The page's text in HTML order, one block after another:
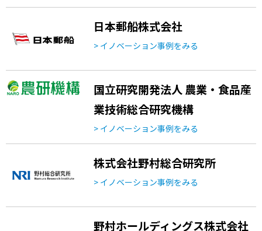
日本郵船株式会社
> イノベーション事例をみる
国立研究開発法人 農業・食品産
業技術総合研究機構
> イノベーション事例をみる
株式会社野村総合研究所
> イノベーション事例をみる
野村ホールディングス株式会社